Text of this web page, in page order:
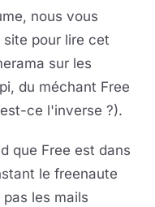
nous vous
pour lire cet
sur les
du méchant Free
ce l'inverse ?).
que Free est dans
le freenaute
les mails